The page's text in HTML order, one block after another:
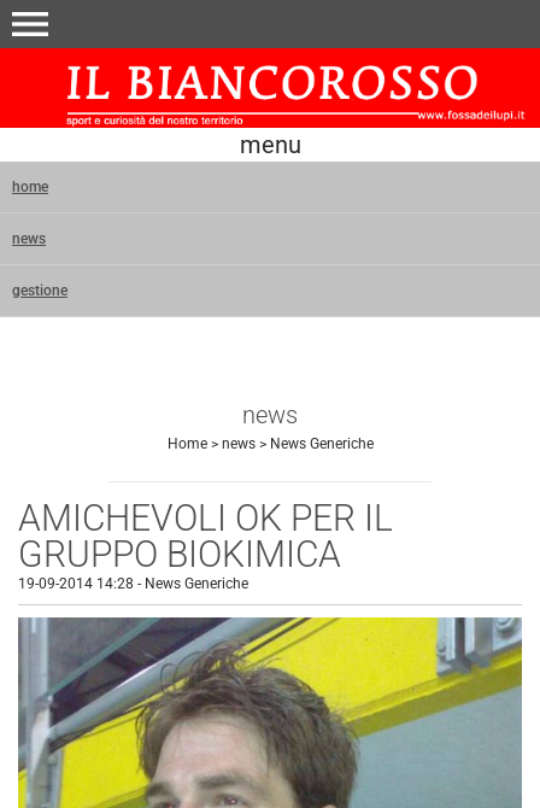
menu
menu
home
news
gestione
news
Home> news> News Generiche
AMICHEVOLI OK PER IL
GRUPPO BIOKIMICA
19-09-2014 14:28 - News Generiche